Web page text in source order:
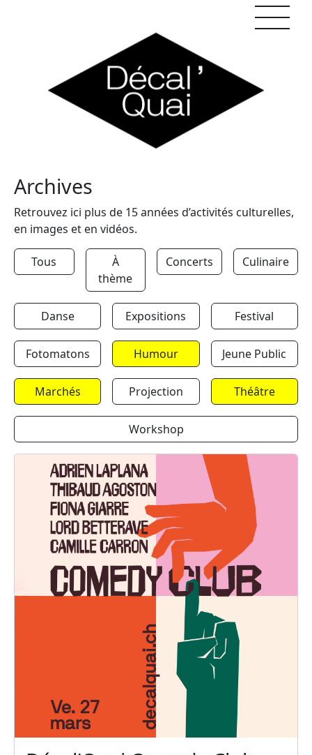
Archives
Retrouvez ici plus de 15 années d’activités culturelles,
en images et en vidéos.
Tous
À
thème
Concerts Culinaire
Danse Expositions Festival
Fotomatons Humour Jeune Public
Marchés Projection Théâtre
Workshop